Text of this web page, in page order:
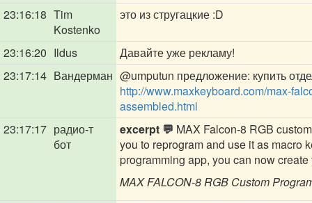
23:16:18 Tim
Kostenko
это из стругацкие :D
23:16:20 Ildus
Давайте уже рекламу!
23:17:14 Вандерман @umputun предложение: купить
http://www.maxkeyboard.com/max-
assembled.html
23:17:17 радио-т
бот
excerpt 💬 MAX Falcon-8 RGB
you to reprogram and use it as macro
programming app, you can now
MAX FALCON-8 RGB Custom